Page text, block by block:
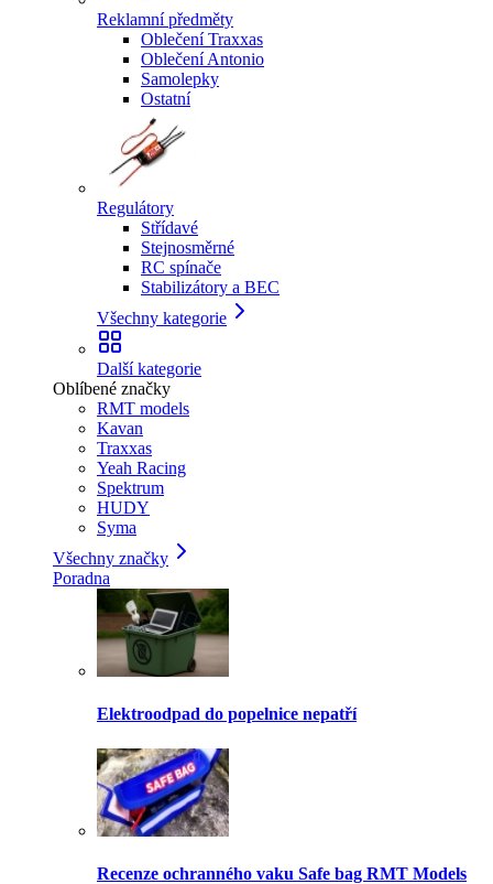
Reklamní předměty
Oblečení Traxxas
Oblečení Antonio
Samolepky
Ostatní
Regulátory
Střídavé
Stejnosměrné
RC spínače
Stabilizátory a BEC
Všechny kategorie
Další kategorie
Oblíbené značky
RMT models
Kavan
Traxxas
Yeah Racing
Spektrum
HUDY
Syma
Všechny značky
Poradna
Elektroodpad do popelnice nepatří
Recenze ochranného vaku Safe bag RMT Models